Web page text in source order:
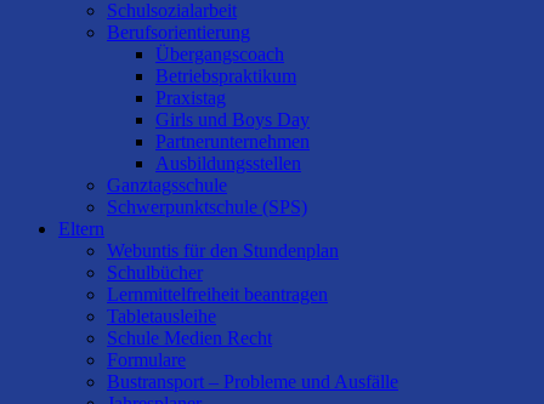
Schulsozialarbeit
Berufsorientierung
Übergangscoach
Betriebspraktikum
Praxistag
Girls und Boys Day
Partnerunternehmen
Ausbildungsstellen
Ganztagsschule
Schwerpunktschule (SPS)
Eltern
Webuntis für den Stundenplan
Schulbücher
Lernmittelfreiheit beantragen
Tabletausleihe
Schule Medien Recht
Formulare
Bustransport – Probleme und Ausfälle